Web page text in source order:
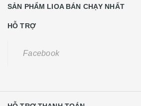
SẢN PHẨM LIOA BÁN CHẠY NHẤT
HỖ TRỢ
Facebook